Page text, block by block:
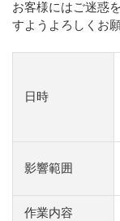
お客様にはご迷惑
すようよろしくお
日時
影響範囲
作業内容